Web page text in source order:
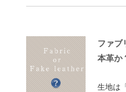
ファブ
本革か
生地は